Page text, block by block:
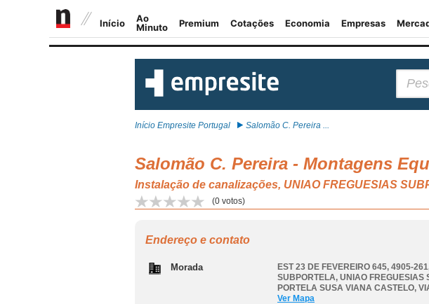
Início Empresite Portugal Salomão C. Pereira ...
Salomão C. Pereira - Montagens
Instalação de canalizações, UNIAO FREGUESIAS
(0 votos)
Endereço e contato
Morada
EST 23 DE FEVEREIRO 645, 4905-
SUBPORTELA, UNIAO FREGUESIAS
PORTELA SUSA VIANA CASTELO,
Ver Mapa